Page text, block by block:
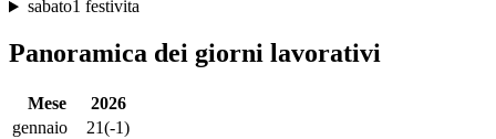
sabato1 festivita
Panoramica dei giorni lavorativi
Mese
2026
gennaio
21(-1)